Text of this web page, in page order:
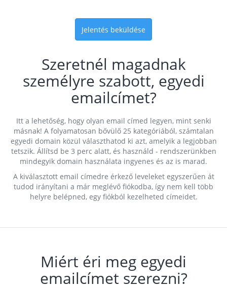
Jelentés beküldése
Szeretnél magadnak
személyre szabott, egyedi
emailcímet?
Itt a lehetőség, hogy olyan email címed legyen, mint senki
másnak! A folyamatosan bővülő 25 kategóriából, számtalan
egyedi domain közül választhatod ki azt, amelyik a legjobban
tetszik. Állítsd be 3 perc alatt, és használd - rendszerünkben
mindegyik domain használata ingyenes és az is marad.
A kiválasztott email címedre érkező leveleket egyszerűen át
tudod irányítani a már meglévő fiókodba, így nem kell több
helyre belépned, egy fiókból kezelheted címeidet.
Miért éri meg egyedi
emailcímet szerezni?